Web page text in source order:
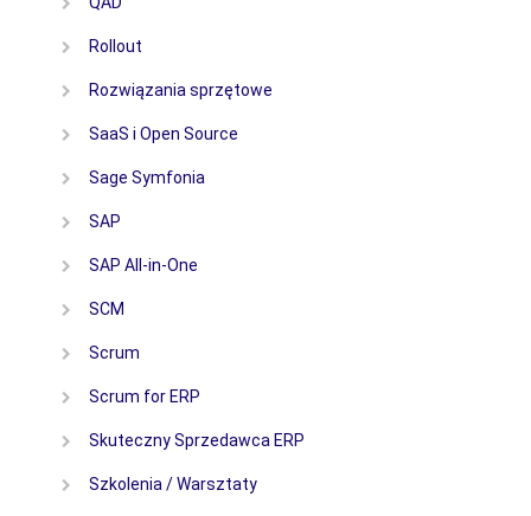
Rollout
Rozwiązania sprzętowe
SaaS i Open Source
Sage Symfonia
SAP
SAP All-in-One
SCM
Scrum
Scrum for ERP
Skuteczny Sprzedawca ERP
Szkolenia / Warsztaty